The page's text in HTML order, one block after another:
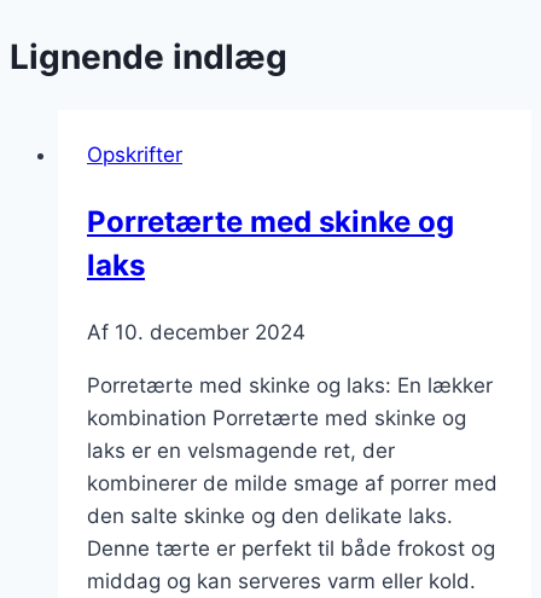
Lignende indlæg
Opskrifter
Porretærte med skinke og
laks
Af 10. december 2024
Porretærte med skinke og laks: En lækker
kombination Porretærte med skinke og
laks er en velsmagende ret, der
kombinerer de milde smage af porrer med
den salte skinke og den delikate laks.
Denne tærte er perfekt til både frokost og
middag og kan serveres varm eller kold.